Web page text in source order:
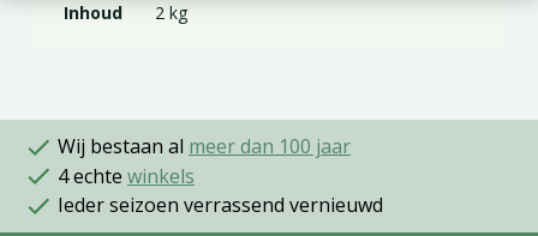
Inhoud 2 kg
Wij bestaan al meer dan 100 jaar
4 echte winkels
Ieder seizoen verrassend vernieuwd